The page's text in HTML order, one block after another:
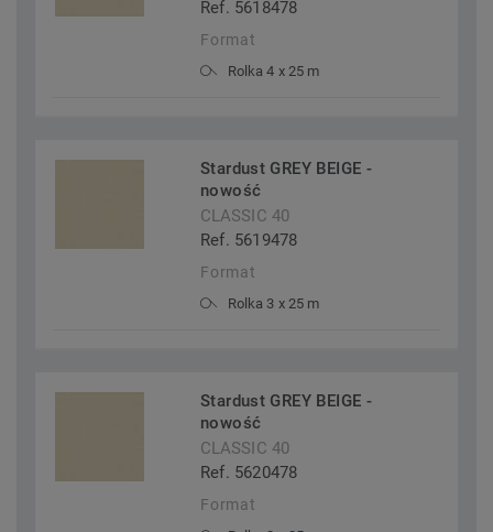
Ref. 5618478
Format
Rolka 4 x 25 m
Stardust GREY BEIGE -
nowość
CLASSIC 40
Ref. 5619478
Format
Rolka 3 x 25 m
Stardust GREY BEIGE -
nowość
CLASSIC 40
Ref. 5620478
Format